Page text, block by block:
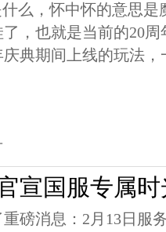
么，怀中怀的意思是
，也就是当前的20
典期间上线的玩法
宣国服专属
磅消息：2月13日服